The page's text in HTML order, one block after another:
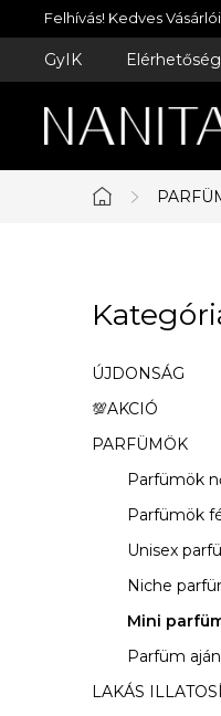
Ugrás
a
Felhívás! Kedves
GyIK Elérhetőség
Kezdőlap
l
d
a
l
n
Kategóriák
átugrása
ÚJDONSÁG
💯AKCIÓ
PARFÜMÖK
Parfümök
Parfümök
Unisex
Niche
Mini
Parfüm
LAKÁS